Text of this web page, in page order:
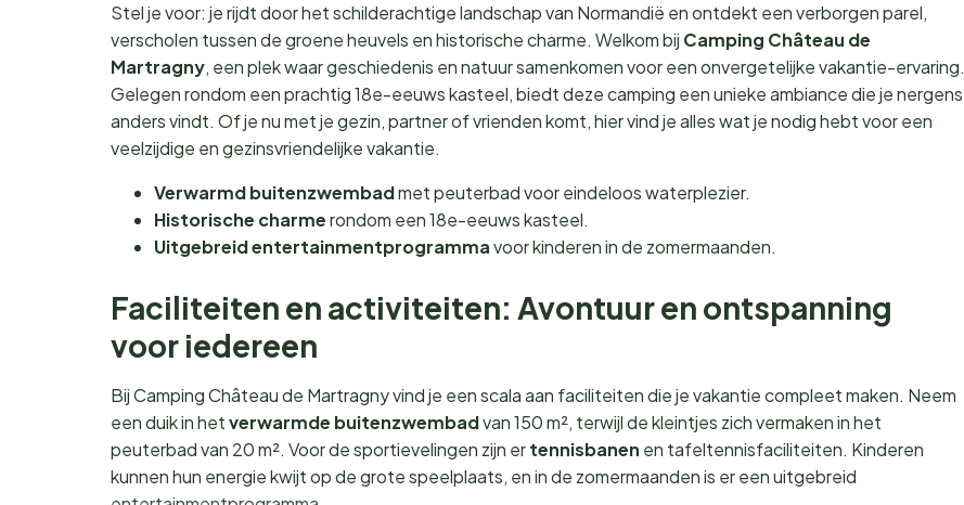
Stel je voor: je rijdt door het schilderachtige landschap van Normandië en ontdekt een verborgen parel,
verscholen tussen de groene heuvels en historische charme. Welkom bij Camping Château de
Martragny, een plek waar geschiedenis en natuur samenkomen voor een onvergetelijke vakantie-ervaring.
Gelegen rondom een prachtig 18e-eeuws kasteel, biedt deze camping een unieke ambiance die je nergens
anders vindt. Of je nu met je gezin, partner of vrienden komt, hier vind je alles wat je nodig hebt voor een
veelzijdige en gezinsvriendelijke vakantie.
Verwarmd buitenzwembadmet peuterbad voor eindeloos waterplezier.
Historische charmerondom een 18e-eeuws kasteel.
Uitgebreid entertainmentprogrammavoor kinderen in de zomermaanden.
Faciliteiten en activiteiten: Avontuur en ontspanning
voor iedereen
Bij Camping Château de Martragny vind je een scala aan faciliteiten die je vakantie compleet maken. Neem
een duik in hetverwarmde buitenzwembadvan 150 m², terwijl de kleintjes zich vermaken in het
peuterbad van 20 m². Voor de sportievelingen zijn ertennisbanen en tafeltennisfaciliteiten. Kinderen
kunnen hun energie kwijt op de grote speelplaats, en in de zomermaanden is er een uitgebreid